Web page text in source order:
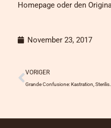
Homepage oder den
November 23, 2017
VORIGER